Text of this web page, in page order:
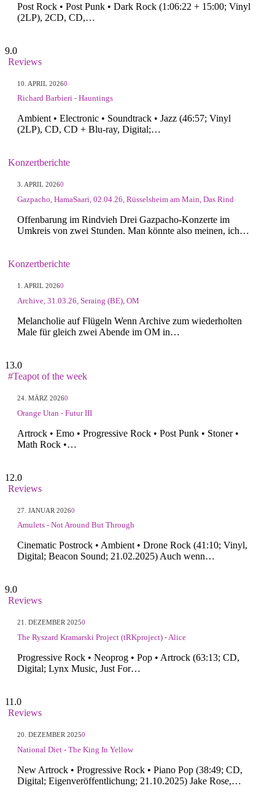
Post Rock • Post Punk • Dark Rock (1:06:22 + 15:00; Vinyl
(2LP), 2CD, CD,…
9.0
Reviews
10. APRIL 20260
Richard Barbieri - Hauntings
Ambient • Electronic • Soundtrack • Jazz (46:57; Vinyl
(2LP), CD, CD + Blu-ray, Digital;…
Konzertberichte
3. APRIL 20260
Gazpacho, HamaSaari, 02.04.26, Rüsselsheim am Main, Das Rind
Offenbarung im Rindvieh Drei Gazpacho-Konzerte im
Umkreis von zwei Stunden. Man könnte also meinen, ich…
Konzertberichte
1. APRIL 20260
Archive, 31.03.26, Seraing (BE), OM
Melancholie auf Flügeln Wenn Archive zum wiederholten
Male für gleich zwei Abende im OM in…
13.0
#Teapot of the week
24. MÄRZ 20260
Orange Utan - Futur III
Artrock • Emo • Progressive Rock • Post Punk • Stoner •
Math Rock •…
12.0
Reviews
27. JANUAR 20260
Amulets - Not Around But Through
Cinematic Postrock • Ambient • Drone Rock (41:10; Vinyl,
Digital; Beacon Sound; 21.02.2025) Auch wenn…
9.0
Reviews
21. DEZEMBER 20250
The Ryszard Kramarski Project (tRKproject) - Alice
Progressive Rock • Neoprog • Pop • Artrock (63:13; CD,
Digital; Lynx Music, Just For…
11.0
Reviews
20. DEZEMBER 20250
National Diet - The King In Yellow
New Artrock • Progressive Rock • Piano Pop (38:49; CD,
Digital; Eigenveröffentlichung; 21.10.2025) Jake Rose,…